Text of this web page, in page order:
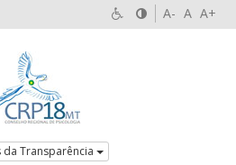
A- A A+
da Transparência